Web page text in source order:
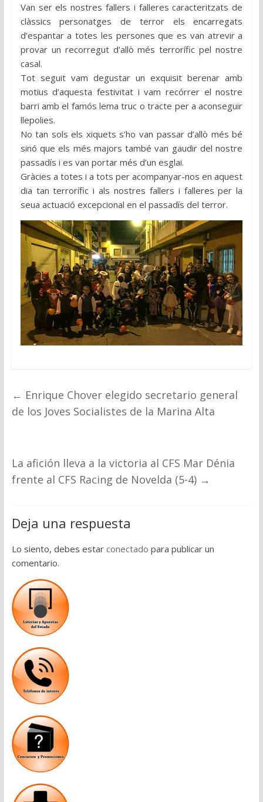
Van ser els nostres fallers i falleres caracteritzats de
clàssics personatges de terror els encarregats
d’espantar a totes les persones que es van atrevir a
provar un recorregut d’allò més terrorífic pel nostre
casal.
Tot seguit vam degustar un exquisit berenar amb
motius d’aquesta festivitat i vam recórrer el nostre
barri amb el famós lema truc o tracte per a aconseguir
llepolies.
No tan sols els xiquets s’ho van passar d’allò més bé
sinó que els més majors també van gaudir del nostre
passadís i es van portar més d’un esglai.
Gràcies a totes i a tots per acompanyar-nos en aquest
dia tan terrorífic i als nostres fallers i falleres per la
seua actuació excepcional en el passadís del terror.
← Enrique Chover elegido secretario general
de los Joves Socialistes de la Marina Alta
La afición lleva a la victoria al CFS Mar Dénia
frente al CFS Racing de Novelda (5-4) →
Deja una respuesta
Lo siento, debes estar conectado para publicar un
comentario.